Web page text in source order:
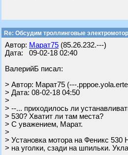
Re: Обсудим троллинговые
Автор: Марат75 (85.26.232.---)
Дата: 09-02-18 02:40
ВалерийБ писал:
> Автор: Марат75 (---
> Дата: 08-02-18 04:50
>
> --... приходилось ли
> 530? Хватит ли там места?
> С уважением, Марат.
>
> Установка мотора на Феникс
> на уголки, сзади на шпильки.